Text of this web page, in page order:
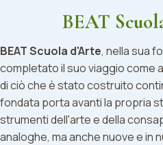
BEAT
BEAT Scuola d'Arte, nella sua
completato il suo viaggio come
di ciò che è stato costruito
fondata porta avanti la propria
strumenti dell'arte e della
analoghe, ma anche nuove e in